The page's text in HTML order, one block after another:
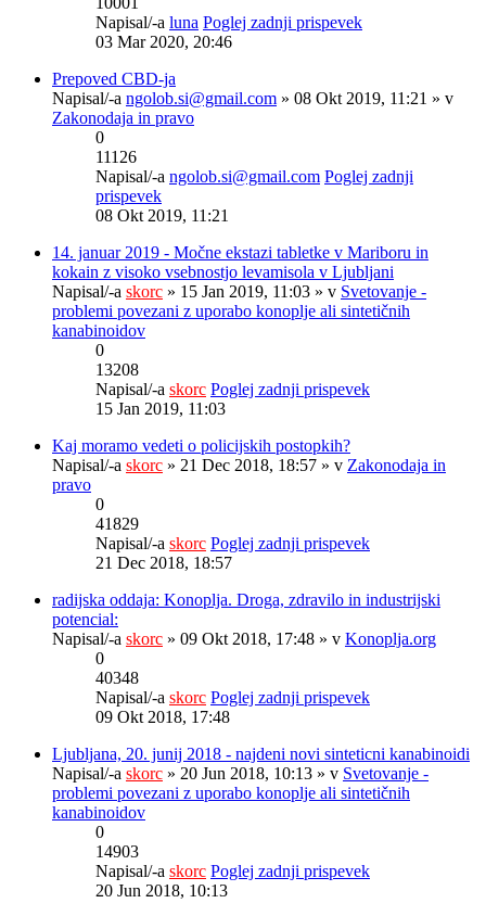
Napisal/-a luna Poglej zadnji prispevek
03 Mar 2020, 20:46
Prepoved CBD-ja
Napisal/-a ngolob.si@gmail.com » 08 Okt 2019, 11:21 » v
Zakonodaja in pravo
0
11126
Napisal/-a ngolob.si@gmail.com Poglej zadnji
prispevek
08 Okt 2019, 11:21
14. januar 2019 - Močne ekstazi tabletke v Mariboru in
kokain z visoko vsebnostjo levamisola v Ljubljani
Napisal/-a skorc » 15 Jan 2019, 11:03 » v Svetovanje -
problemi povezani z uporabo konoplje ali sintetičnih
kanabinoidov
0
13208
Napisal/-a skorc Poglej zadnji prispevek
15 Jan 2019, 11:03
Kaj moramo vedeti o policijskih postopkih?
Napisal/-a skorc » 21 Dec 2018, 18:57 » v Zakonodaja in
pravo
0
41829
Napisal/-a skorc Poglej zadnji prispevek
21 Dec 2018, 18:57
radijska oddaja: Konoplja. Droga, zdravilo in industrijski
potencial:
Napisal/-a skorc » 09 Okt 2018, 17:48 » v Konoplja.org
0
40348
Napisal/-a skorc Poglej zadnji prispevek
09 Okt 2018, 17:48
Ljubljana, 20. junij 2018 - najdeni novi sinteticni kanabinoidi
Napisal/-a skorc » 20 Jun 2018, 10:13 » v Svetovanje -
problemi povezani z uporabo konoplje ali sintetičnih
kanabinoidov
0
14903
Napisal/-a skorc Poglej zadnji prispevek
20 Jun 2018, 10:13